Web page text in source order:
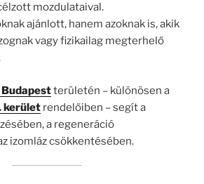
mozdulataival.
ajánlott, hanem azoknak is, akik
vagy fizikailag megterhelő
területén – különösen a
kerület rendelőiben – segít a
a regeneráció
izomláz csökkentésében.